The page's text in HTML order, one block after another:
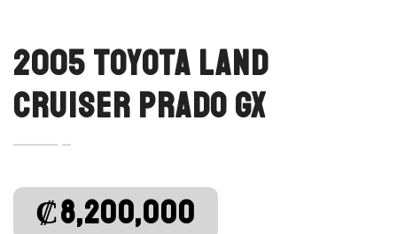
2005 TOYOTA LAND
CRUISER PRADO GX
‎₡8,200,000